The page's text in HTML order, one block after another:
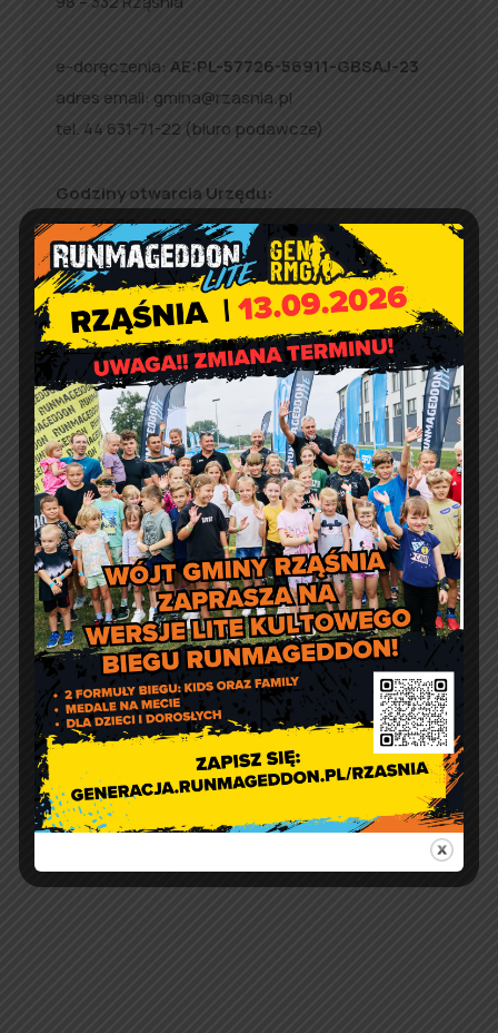
e-doręczenia: AE:PL-57726-56911-GBSAJ-23
adres email: gmina@rzasnia.pl
tel. 44 631-71-22 (biuro podawcze)
Godziny otwarcia Urzędu:
pon.: 9:00 – 17:00
wt. – pt.: 7:30 – 15:30
Jakość powietrza